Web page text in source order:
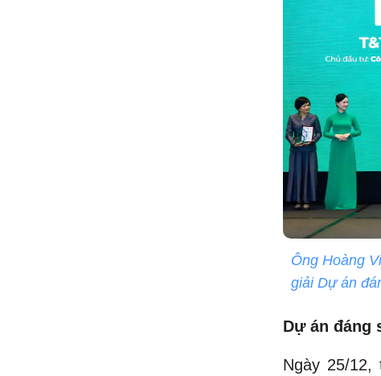
Ông Hoàng
giải Dự án
Dự án đáng
Ngày 25/